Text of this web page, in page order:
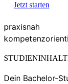
Jetzt starten
praxisnah
Dein Bachelor-